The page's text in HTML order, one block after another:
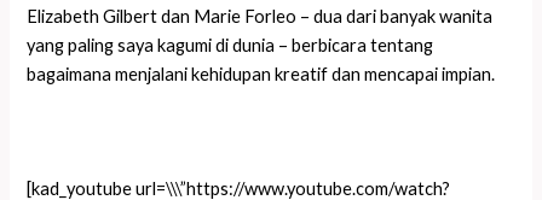
Elizabeth Gilbert dan Marie Forleo – dua dari banyak wanita
yang paling saya kagumi di dunia – berbicara tentang
bagaimana menjalani kehidupan kreatif dan mencapai impian.
[kad_youtube url=\\\”https://www.youtube.com/watch?